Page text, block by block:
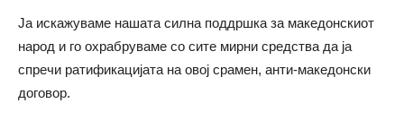
Ја искажуваме нашата силна поддршка за македонскиот
народ и го охрабруваме со сите мирни средства да ја
спречи ратификацијата на овој срамен, анти-македонски
договор.